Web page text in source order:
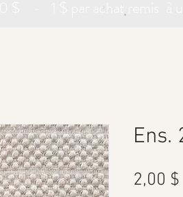
60 $ - 1 $ par achat remis
Ens.
2,00 $